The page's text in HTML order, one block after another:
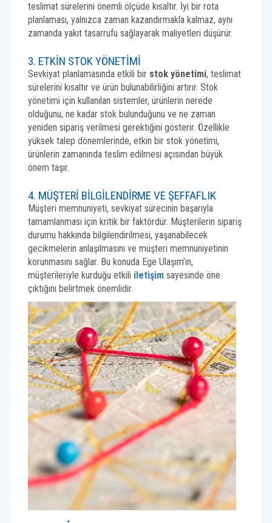
teslimat sürelerini önemli ölçüde kısaltır. İyi bir rota
planlaması, yalnızca zaman kazandırmakla kalmaz, aynı
zamanda yakıt tasarrufu sağlayarak maliyetleri düşürür.
3. ETKIN STOK YÖNETIMI
Sevkiyat planlamasında etkili bir stok yönetimi, teslimat
sürelerini kısaltır ve ürün bulunabilirliğini artırır. Stok
yönetimi için kullanılan sistemler, ürünlerin nerede
olduğunu, ne kadar stok bulunduğunu ve ne zaman
yeniden sipariş verilmesi gerektiğini gösterir. Özellikle
yüksek talep dönemlerinde, etkin bir stok yönetimi,
ürünlerin zamanında teslim edilmesi açısından büyük
önem taşır.
4. MÜŞTERI BILGILENDIRME VE ŞEFFAFLIK
Müşteri memnuniyeti, sevkiyat sürecinin başarıyla
tamamlanması için kritik bir faktördür. Müşterilerin sipariş
durumu hakkında bilgilendirilmesi, yaşanabilecek
gecikmelerin anlaşılmasını ve müşteri memnuniyetinin
korunmasını sağlar. Bu konuda Ege Ulaşım’ın,
müşterileriyle kurduğu etkili iletişim sayesinde öne
çıktığını belirtmek önemlidir.